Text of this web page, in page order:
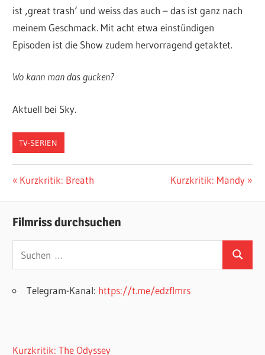
ist ‚great trash‘ und weiss das auch – das ist ganz nach
meinem Geschmack. Mit acht etwa einstündigen
Episoden ist die Show zudem hervorragend getaktet.
Wo kann man das gucken?
Aktuell bei Sky.
TV-SERIEN
Beitragsnavigation
Vorheriger
Kurzkritik: Breath
Nächster
Kurzkritik: Mandy
Filmriss durchsuchen
Suchen
Telegram-Kanal: https://t.me/edzflmrs
Kurzkritik: The Odyssey